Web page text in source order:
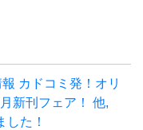
カドコミ発！オリ
刊フェア！ 他,
した！